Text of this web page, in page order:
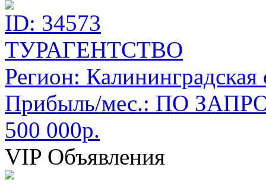
ID: 34573
ТУРАГЕНТСТВО
Регион: Калининградская
Прибыль/мес.: ПО
500 000р.
VIP Объявления